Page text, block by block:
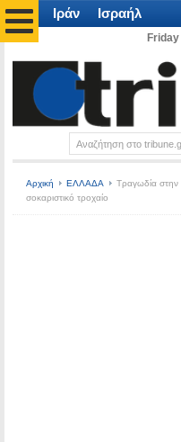
Ιράν Ισραήλ
Αρχική ΕΛΛΑΔΑ
Τραγωδία στην
σοκαριστικό τροχαίο